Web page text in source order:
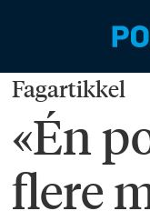
Fagartikkel
«Én
flere